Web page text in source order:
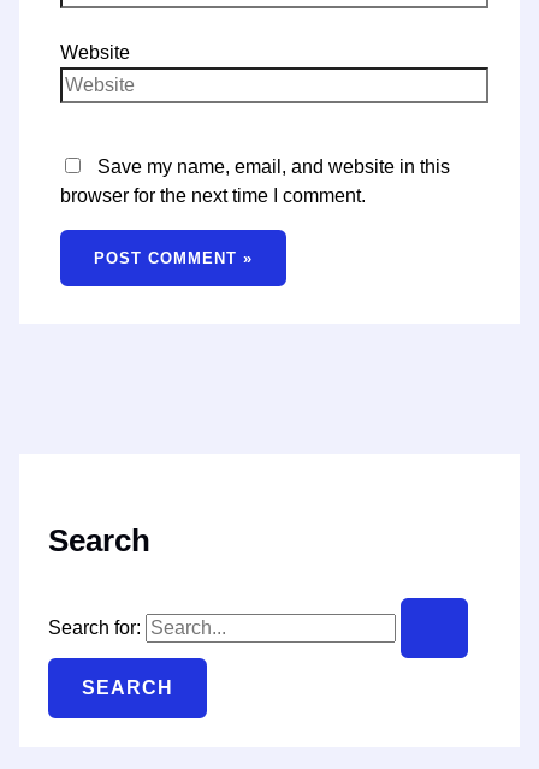
Website
Save my name, email, and website in this
browser for the next time I comment.
Search
Search for: